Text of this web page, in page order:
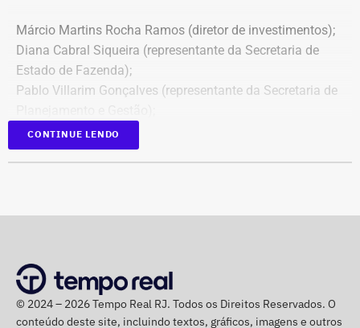
Márcio Martins Rocha Ramos (diretor de investimentos);
Diana Cabral Siqueira (representante da Secretaria de
Estado de Fazenda);
Pablo Villarim Gonçalves (representante da Secretaria de
Alisson José Ramos Batista (servidor do Corpo Técnico
do Rioprevidência);
segurança jurídica
Um dos pontos de destaque no ato administrativo é a
CONTINUE LENDO
© 2024 – 2026 Tempo Real RJ. Todos os Direitos Reservados. O
conteúdo deste site, incluindo textos, gráficos, imagens e outros